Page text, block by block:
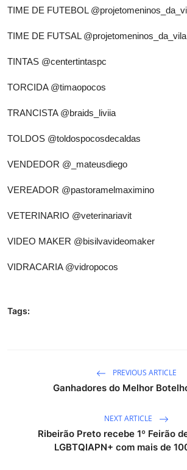
TIME DE FUTEBOL
TIME DE FUTSAL @projetomeninos_da_vila
TINTAS @centertintaspc
TORCIDA @timaopocos
TRANCISTA @braids_liviia
TOLDOS @toldospocosdecaldas
VENDEDOR @_mateusdiego
VEREADOR @pastoramelmaximino
VETERINARIO @veterinariavit
VIDEO MAKER @bisilvavideomaker
VIDRACARIA @vidropocos
Tags:
PREVIOUS ARTICLE
Ganhadores do Melhor
NEXT ARTICLE
Ribeirão Preto recebe 1º Feirão
LGBTQIAPN+ com mais de